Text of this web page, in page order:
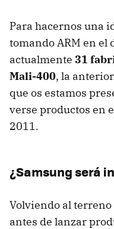
Para hacernos una
tomando ARM en el
actualmente 31
Mali-400, la
que os estamos
verse productos en
2011.
¿Samsung será
Volviendo al terreno
antes de lanzar